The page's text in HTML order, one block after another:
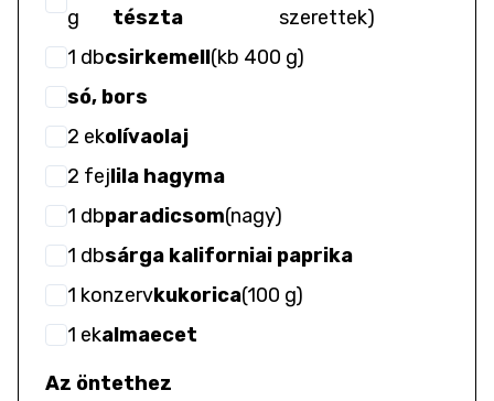
g
tészta
szerettek)
1 dbcsirkemell(kb 400 g)
só, bors
2 ekolívaolaj
2 fejlila hagyma
1 dbparadicsom(nagy)
1 dbsárga kaliforniai paprika
1 konzervkukorica(100 g)
1 ekalmaecet
Az öntethez